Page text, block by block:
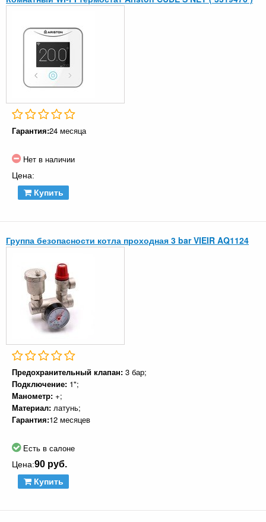
Гарантия:24 месяца
Нет в наличии
Цена:
Купить
Группа безопасности котла проходная 3 bar VIEIR AQ1124
Предохранительный клапан: 3 бар;
Подключение: 1";
Манометр: +;
Материал: латунь;
Гарантия:12 месяцев
Есть в салоне
Цена:90 руб.
Купить